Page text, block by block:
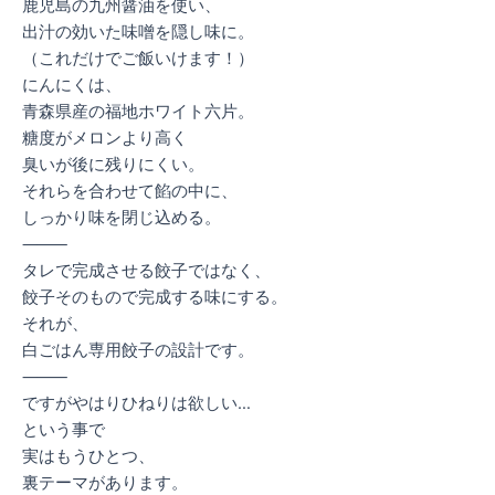
鹿児島の九州醤油を使い、
出汁の効いた味噌を隠し味に。
（これだけでご飯いけます！）
にんにくは、
青森県産の福地ホワイト六片。
糖度がメロンより高く
臭いが後に残りにくい。
それらを合わせて餡の中に、
しっかり味を閉じ込める。
⸻
タレで完成させる餃子ではなく、
餃子そのもので完成する味にする。
それが、
白ごはん専用餃子の設計です。
⸻
ですがやはりひねりは欲しい…
という事で
実はもうひとつ、
裏テーマがあります。